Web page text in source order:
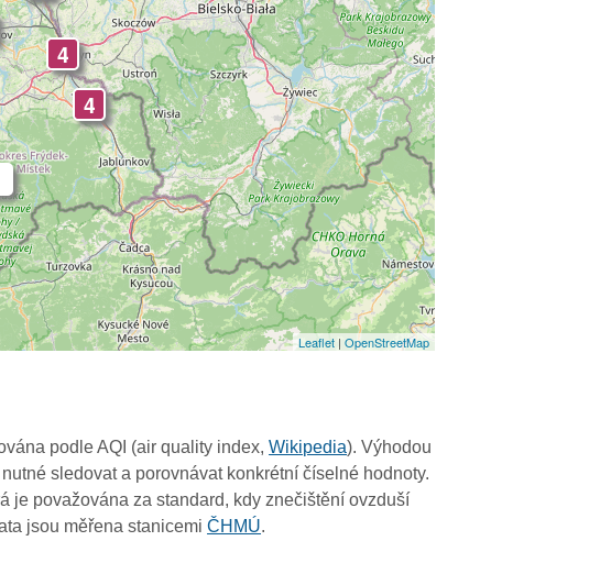
4
4
Leaflet| OpenStreetMap
podle AQI (air quality index,Wikipedia). Výhodou
sledovat a porovnávat konkrétní číselné hodnoty.
je považována za standard, kdy znečištění ovzduší
jsou měřena stanicemiČHMÚ.